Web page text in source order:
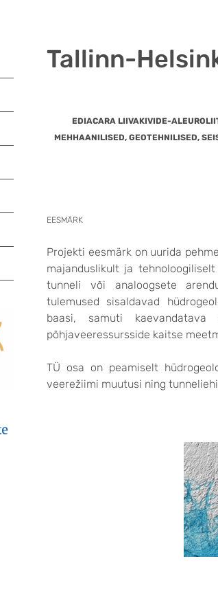
Tallinn-
EDIACARA LIIVAKIVIDE-
MEHHAANILISED, GEOTEHNILISED,
EESMÄRK
Projekti eesmärk on uurida
majanduslikult ja
tunneli või analoogsete
tulemused sisaldavad
baasi, samuti
põhjaveeressursside kaitse
TÜ osa on peamiselt
veerežiimi muutusi ning